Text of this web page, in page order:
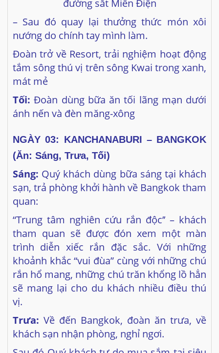
Đoàn trở về Resort, trải nghiệm hoạt động
tắm sông thú vị trên sông Kwai trong xanh,
mát mẻ
Tối:Đoàn dùng bữa ăn tối lãng mạn dưới
ánh nến và đèn măng-xông
NGÀY 03: KANCHANABURI – BANGKOK
(Ăn: Sáng, Trưa, Tối)
Sáng:
sạn, trả phòng khởi hành về Bangkok tham
quan:
“Trung tâm nghiên cứu rắn độc’’ – khách
tham quan sẽ được đón xem một màn
trình diễn xiếc rắn đặc sắc. Với những
khoảnh khắc “vui đùa” cùng với những chú
rắn hổ mang, những chú trăn khổng lồ hẳn
sẽ mang lại cho du khách nhiều điều thú
vị.
Trưa:Về đến Bangkok, đoàn ăn trưa, về
khách sạn nhận phòng, nghỉ ngơi.
Sau đó Quý khách tự do mua sắm tại siêu
thị Big C hoặc tự do khám phá các khu
mua sắm sầm uất khác ngay trung tâm